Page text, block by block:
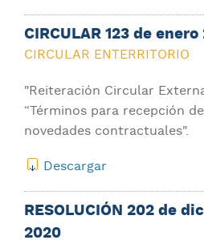
CIRCULAR 123 de enero
CIRCULAR ENTERRITORIO
"Reiteración Circular
“Términos para recepción
novedades contractuales".
Descargar
RESOLUCIÓN 202 de
2020